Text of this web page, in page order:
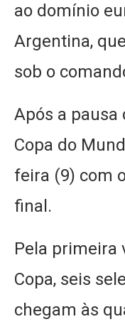
ao domínio
Argentina,
sob o
Após a pausa
Copa do
feira (9) com
final.
Pela primeira
Copa, seis
chegam às